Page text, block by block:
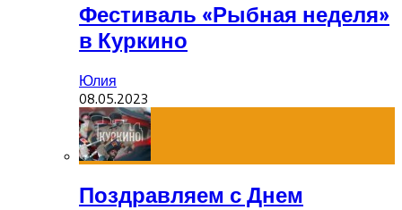
Фестиваль «Рыбная неделя»
в Куркино
Юлия
08.05.2023
Поздравляем с Днем